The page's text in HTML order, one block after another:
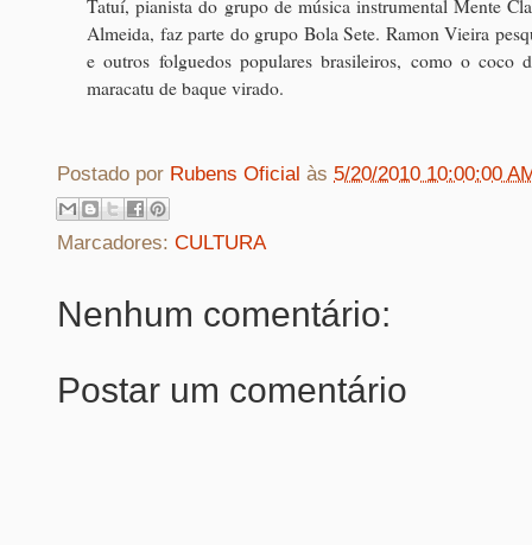
Tatuí, pianista do grupo de música instrumental Mente
Almeida, faz parte do grupo Bola Sete. Ramon Vieira
e outros folguedos populares brasileiros, como o coco
maracatu de baque virado.
Postado por Rubens Oficial às 5/20/2010 10:00:00
Marcadores: CULTURA
Nenhum comentário:
Postar um comentário